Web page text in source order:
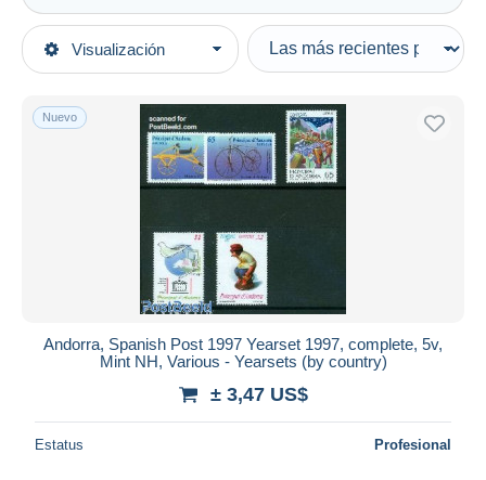
Visualización
Categorías principales
Europa
Andorra Española
Tipo de venta
Activas
Precios fijos
Subasta con ofertas
Subastas sin pujas
Casa de subastas
Todas las duraciones
Cerrando dentro
Nuevo
Andorra, Spanish Post 1997 Yearset 1997, complete, 5v,
Mint NH, Various - Yearsets (by country)
± 3,47 US$
Estatus Profesional